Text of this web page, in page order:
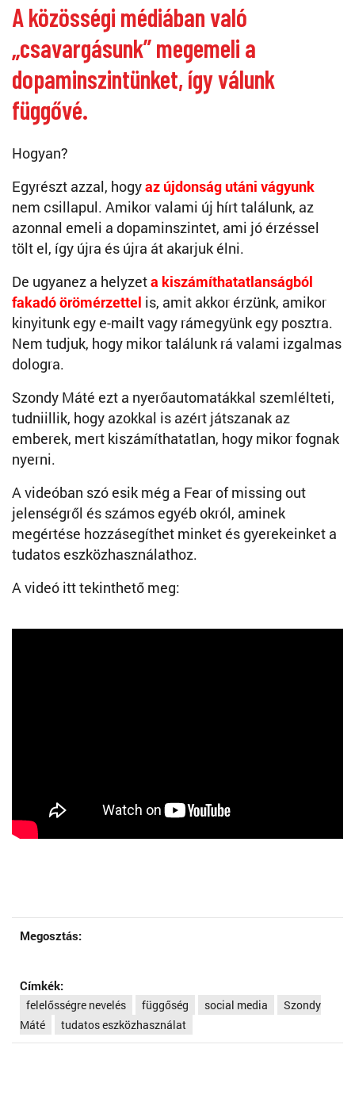
A közösségi médiában való
„csavargásunk” megemeli a
dopaminszintünket, így válunk
függővé.
Hogyan?
Egyrészt azzal, hogyaz újdonság utáni vágyunk
nem csillapul. Amikor valami új hírt találunk, az
azonnal emeli a dopaminszintet, ami jó érzéssel
tölt el, így újra és újra át akarjuk élni.
De ugyanez a helyzeta kiszámíthatatlanságból
fakadó örömérzettel is, amit akkor érzünk, amikor
kinyitunk egy e-mailt vagy rámegyünk egy posztra.
Nem tudjuk, hogy mikor találunk rá valami izgalmas
dologra.
Szondy Máté ezt a nyerőautomatákkal szemlélteti,
tudniillik, hogy azokkal is azért játszanak az
emberek, mert kiszámíthatatlan, hogy mikor fognak
nyerni.
A videóban szó esik még a Fear of missing out
jelenségről és számos egyéb okról, aminek
megértése hozzásegíthet minket és gyerekeinket a
tudatos eszközhasználathoz.
A videó itt tekinthető meg:
Megosztás:
Címkék:
felelősségre nevelés függőség social media
Szondy
Máté
tudatos eszközhasználat